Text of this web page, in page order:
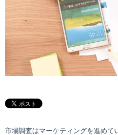
市場調査はマーケティングを進めて